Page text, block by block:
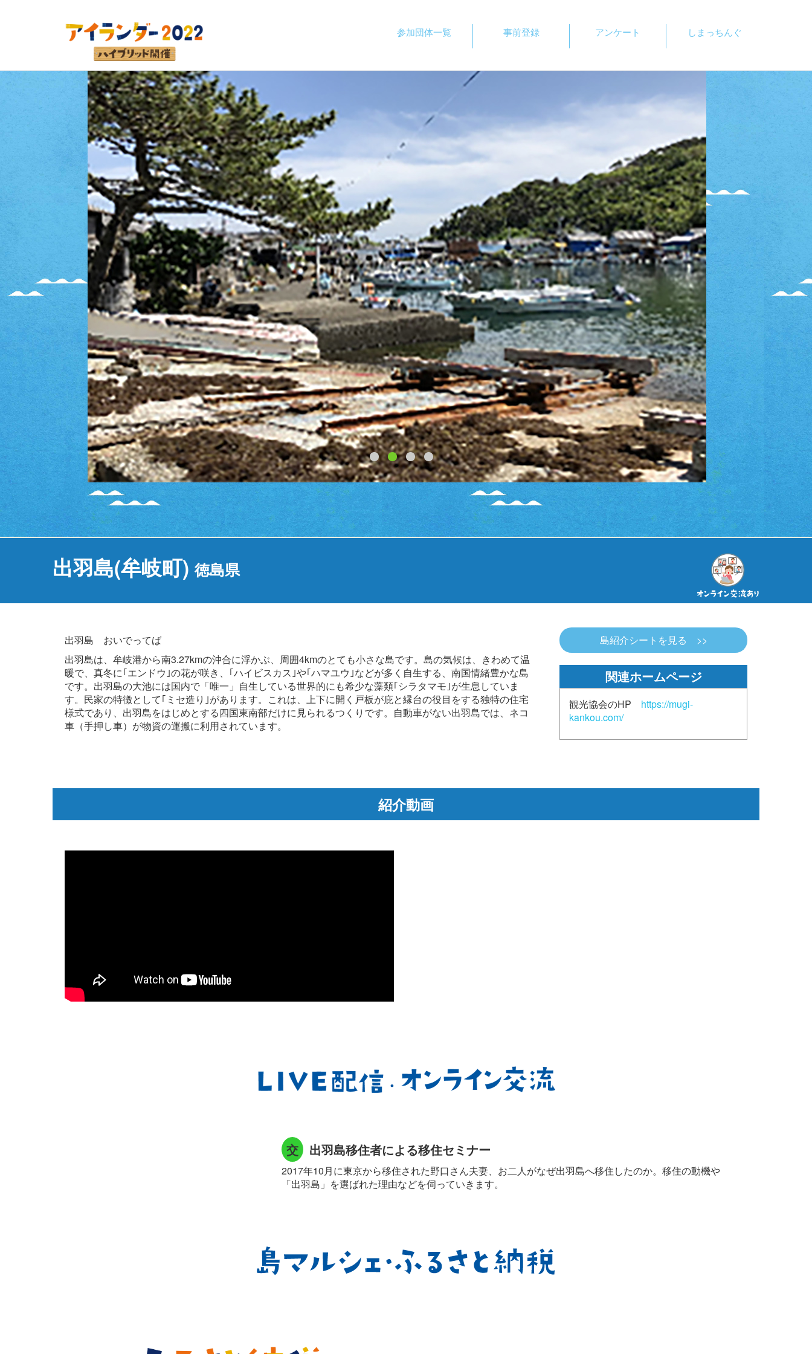
参加団体一覧 事前登録 アンケート しまっちんぐ
1 2 3 4
出羽島(牟岐町) 徳島県
出羽島 おいでってば
出羽島は、牟岐港から南3.27kmの沖合に浮かぶ、周囲4kmのとても小さな島です。島の気候は、きわめて温
暖で、真冬に｢エンドウ｣の花が咲き、｢ハイビスカス｣や｢ハマユウ｣などが多く自生する、南国情緒豊かな島
です。出羽島の大池には国内で「唯一」自生している世界的にも希少な藻類｢シラタマモ｣が生息していま
す。民家の特徴として｢ミセ造り｣があります。これは、上下に開く戸板が庇と縁台の役目をする独特の住宅
様式であり、出羽島をはじめとする四国東南部だけに見られるつくりです。自動車がない出羽島では、ネコ
車（手押し車）が物資の運搬に利用されています。
島紹介シートを見る >>
関連ホームページ
観光協会のHP https://mugi-
kankou.com/
紹介動画
交 出羽島移住者による移住セミナー
2017年10月に東京から移住された野口さん夫妻、お二人がなぜ出羽島へ移住したのか。移住の動機や
「出羽島」を選ばれた理由などを伺っていきます。